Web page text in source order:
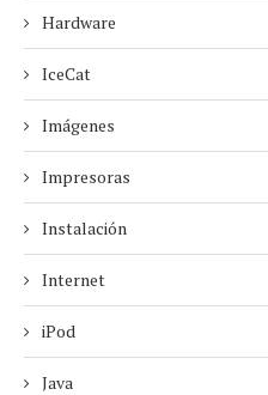
Hardware
IceCat
Imágenes
Impresoras
Instalación
Internet
iPod
Java